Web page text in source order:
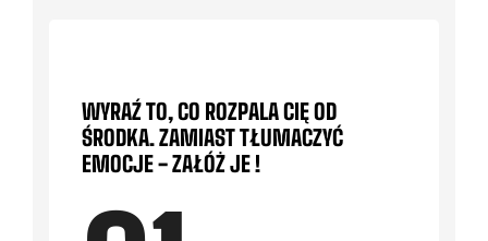
WYRAŹ TO, CO ROZPALA CIĘ OD
ŚRODKA. ZAMIAST TŁUMACZYĆ
EMOCJE - ZAŁÓŻ JE !